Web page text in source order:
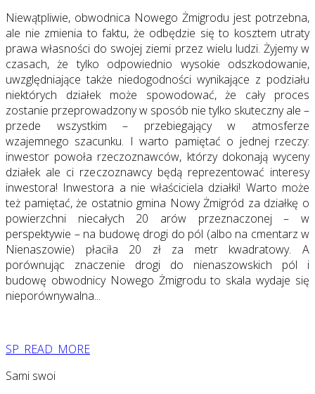
Niewątpliwie, obwodnica Nowego Żmigrodu jest potrzebna,
ale nie zmienia to faktu, że odbędzie się to kosztem utraty
prawa własności do swojej ziemi przez wielu ludzi. Żyjemy w
czasach, że tylko odpowiednio wysokie odszkodowanie,
uwzględniające także niedogodności wynikające z podziału
niektórych działek może spowodować, że cały proces
zostanie przeprowadzony w sposób nie tylko skuteczny ale –
przede wszystkim – przebiegający w atmosferze
wzajemnego szacunku. I warto pamiętać o jednej rzeczy:
inwestor powoła rzeczoznawców, którzy dokonają wyceny
działek ale ci rzeczoznawcy będą reprezentować interesy
inwestora! Inwestora a nie właściciela działki! Warto może
też pamiętać, że ostatnio gmina Nowy Żmigród za działkę o
powierzchni niecałych 20 arów przeznaczonej – w
perspektywie – na budowę drogi do pól (albo na cmentarz w
Nienaszowie) płaciła 20 zł za metr kwadratowy. A
porównując znaczenie drogi do nienaszowskich pól i
budowę obwodnicy Nowego Żmigrodu to skala wydaje się
nieporównywalna...
SP_READ_MORE
Sami swoi